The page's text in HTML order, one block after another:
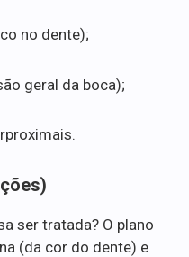
no dente);
geral da boca);
ser tratada? O plano
(da cor do dente) e